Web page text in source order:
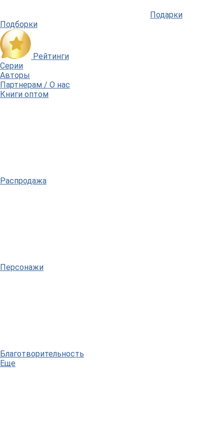
Подарки
Подборки
Рейтинги
Серии
Авторы
Партнерам / О нас
Книги оптом
Распродажа
Персонажи
Благотворительность
Еще